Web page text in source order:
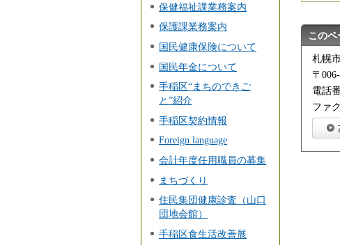
保健福祉課業務案内
保護課業務案内
国民健康保険について
国民年金について
手稲区“まちのできご
と”紹介
手稲区契約情報
Foreign language
会計年度任用職員の募集
まちづくり
住民集団健康診査（山口
団地会館）
手稲区食生活改善展
この
札幌
〒
電話
ファ